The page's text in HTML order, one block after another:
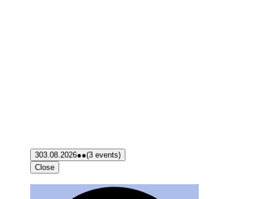
303.08.2026●●(3 events)
Close